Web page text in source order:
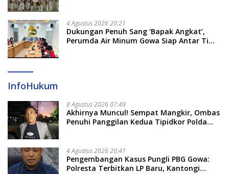
4 Agustus 2026 20:21
Dukungan Penuh Sang ‘Bapak Angkat’,
Perumda Air Minum Gowa Siap Antar Tim
InfoHukum
8 Agustus 2026 07:49
Akhirnya Muncul! Sempat Mangkir, Ombas
Penuhi Panggilan Kedua Tipidkor Polda
4 Agustus 2026 20:41
Pengembangan Kasus Pungli PBG Gowa:
Polresta Terbitkan LP Baru, Kantongi